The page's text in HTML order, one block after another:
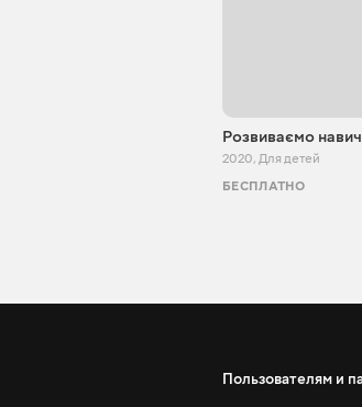
Розвиваємо
2020, Для детей
БЕСПЛАТНО
Пользователям и